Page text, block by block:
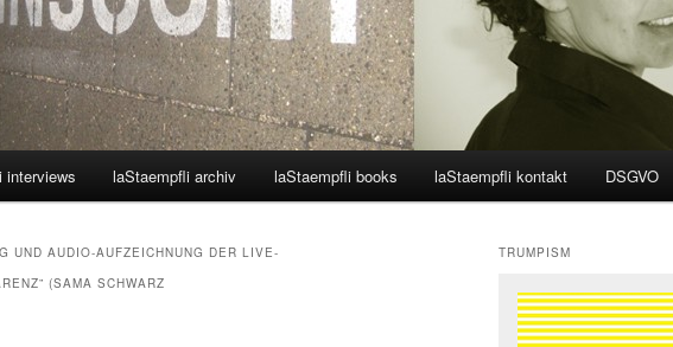
interviews laStaempfli archiv laStaempfli books laStaempfli kontakt DSGVO
UND AUDIO-AUFZEICHNUNG DER LIVE-
(SAMA SCHWARZ
TRUMPISM